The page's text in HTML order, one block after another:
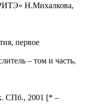
Н.Михалкова,
первое
– том и часть,
СПб., 2001 [* –